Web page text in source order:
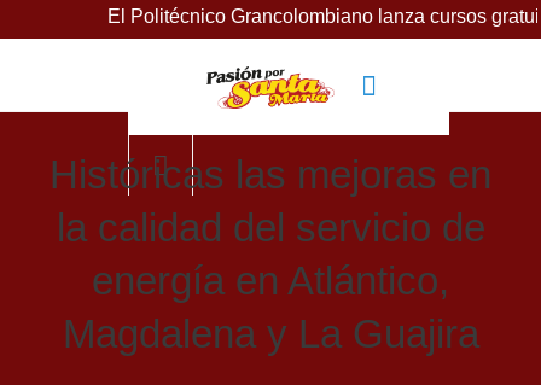
Grancolombiano lanza cursos gratuitos para
Históricas las mejoras en
la calidad del servicio de
energía en Atlántico,
Magdalena y La Guajira